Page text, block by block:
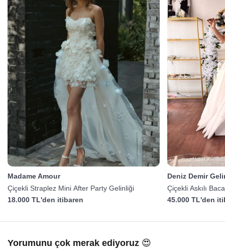
Madame Amour
Çiçekli Straplez Mini After Party Gelinliği
18.000 TL'den itibaren
Deniz Demir
Çiçekli Askılı
45.000 TL'den
Yorumunu çok merak ediyoruz 😍